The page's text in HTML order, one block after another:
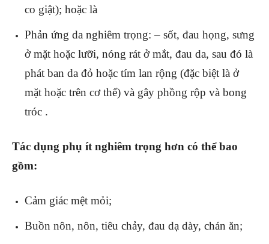
co giật); hoặc là
Phản ứng da nghiêm trọng: – sốt, đau họng, sưng
ở mặt hoặc lưỡi, nóng rát ở mắt, đau da, sau đó là
phát ban da đỏ hoặc tím lan rộng (đặc biệt là ở
mặt hoặc trên cơ thể) và gây phồng rộp và bong
tróc .
Tác dụng phụ ít nghiêm trọng hơn có thể bao
gồm:
Cảm giác mệt mỏi;
Buồn nôn, nôn, tiêu chảy, đau dạ dày, chán ăn;